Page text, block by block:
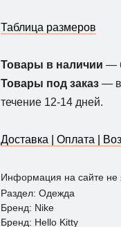
Таблица размеров
Товары в наличии —
Товары под заказ —
течение 12-14 дней.
Доставка | Оплата |
Информация на сайте не
Раздел: Одежда
Бренд: Nike
Бренд: Hello Kitty